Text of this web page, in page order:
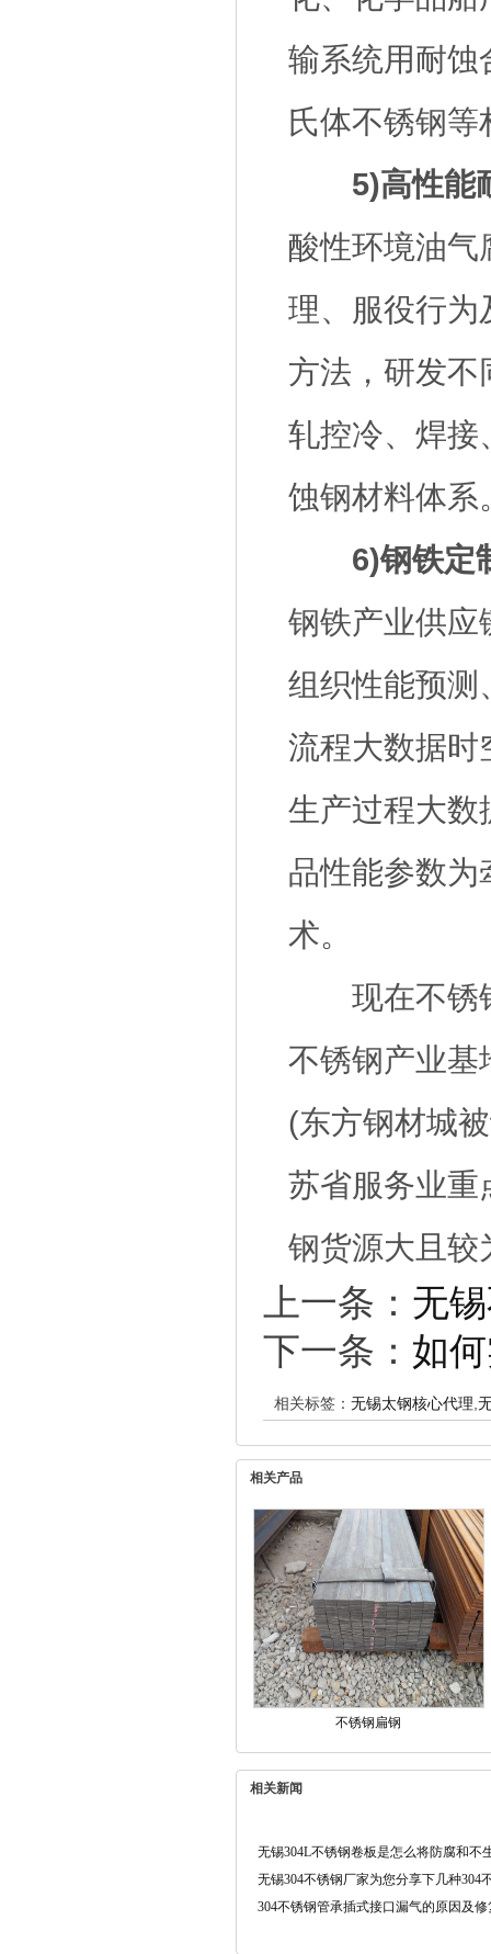
输系统用耐蚀
氏体不锈钢
5)高性能
酸性环境油气
理、服役行为
方法，研发不
轧控冷、焊接
蚀钢材料体系
6)钢铁定
钢铁产业供应
组织性能预测
流程大数据时
生产过程大数
品性能参数为
术。
现在不锈钢
不锈钢产业
(东方钢材城
苏省服务业重
钢货源大且较
上一条： 无
下一条： 如
相关标签： 无锡太钢核心代理
相关产品
不锈钢扁钢
相关新闻
无锡304L不锈钢卷板是怎么将防腐和不
无锡304不锈钢厂家为您分享下几种304
304不锈钢管承插式接口漏气的原因及